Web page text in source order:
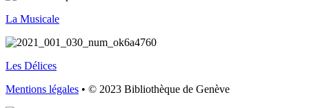
La Musicale
Les Délices
Mentions légales • © 2023 Bibliothèque de Genève